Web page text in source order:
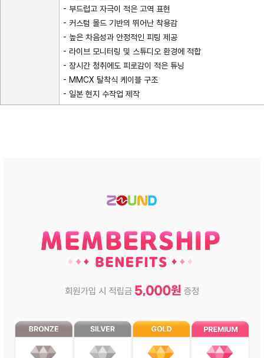
- 부드럽고 자극이 적은 고역 표현
- 커스텀 몰드 기반의 뛰어난 착용감
- 높은 차음성과 안정적인 피팅 제공
- 라이브 모니터링 및 스튜디오 환경에 적합
- 장시간 청취에도 피로감이 적은 튜닝
- MMCX 탈착식 케이블 구조
- 일본 현지 수작업 제작